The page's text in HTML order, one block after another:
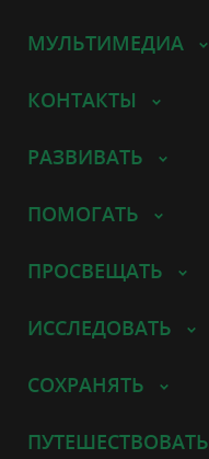
МУЛЬТИМЕДИА
КОНТАКТЫ
РАЗВИВАТЬ
ПОМОГАТЬ
ПРОСВЕЩАТЬ
ИССЛЕДОВАТЬ
СОХРАНЯТЬ
ПУТЕШЕСТВОВАТЬ